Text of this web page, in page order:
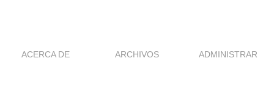
ACERCA DE ARCHIVOS ADMINISTRAR